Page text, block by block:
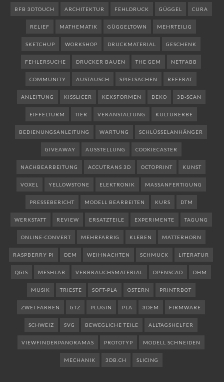
BFB 3DTOUCH ARCHITEKTUR FEHLDRUCK GÜGGEL CURA
RELIEF MATHEMATIK GÜGGELTOWN MEHRTEILIG
SKETCHUP WORKSHOP DRUCKMATERIAL GESCHENK
FEHLERSUCHE DRUCKER BAUEN THE GEM NETFABB
COMMUNITY AUSTAUSCH SPIELSACHEN REFERAT
ANLEITUNG KISSLICER KEKSFORMEN DEKO 3D-SCAN
EIFFELTURM TIER VERANSTALTUNG KULTURERBE
BEDIENUNGSANLEITUNG WARTUNG SCHLÜSSELANHÄNGER
GIVEAWAY AUSSTELLUNG COOKIECASTER
NACHBEARBEITUNG ACCUTRANS 3D OCTOPRINT KUNST
VOXEL YELLOWSTONE ELEKTRONIK MASSANFERTIGUNG
PRESSEBERICHT MODELL BEARBEITEN KURS DTM
WERKSTATT REVIEW ERSATZTEILE EXPERIMENTE TAGUNG
ONLINE-CONVERT MEHRFARBIG KLEBEN MATTERHORN
RASPBERRY PI DEM WEIHNACHTEN SCHMUCK LITERATUR
QGIS MESHLAB VERBRAUCHSMATERIAL OPENSCAD DHM
MUSIK TRIESTE SOFT-PLA OSTERN PRINTRBOT
ZWEI FARBEN GTZ PLUGIN PLA 3DEM FIRMWARE
SCHWEIZ SVG BEWEGLICHE TEILE ALLTAGSHELFER
VIEWFINDERPANORAMAS PROTOTYP MODELL SCHNEIDEN
MECHANIK 3DB.CH SLICING